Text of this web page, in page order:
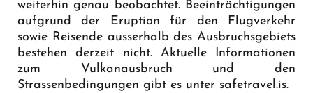
weiterhin genau beobachtet. Beeinträchtigungen
aufgrund der Eruption für den Flugverkehr
sowie Reisende ausserhalb des Ausbruchsgebiets
bestehen derzeit nicht. Aktuelle Informationen
zum Vulkanausbruch und den
Strassenbedingungen gibt es unter safetravel.is.